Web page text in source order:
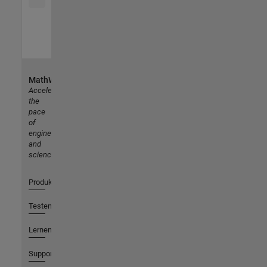
MathWorks
Accelerating
the
pace
of
engineering
and
science
Produkte
Testen oder Kaufen
Lernen
Support